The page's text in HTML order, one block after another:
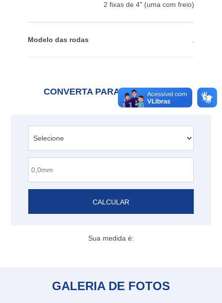
2 fixas de 4" (uma com freio)
Modelo das rodas
CONVERTA PARA POLEGADAS
CALCULAR
Sua medida é:
GALERIA DE FOTOS